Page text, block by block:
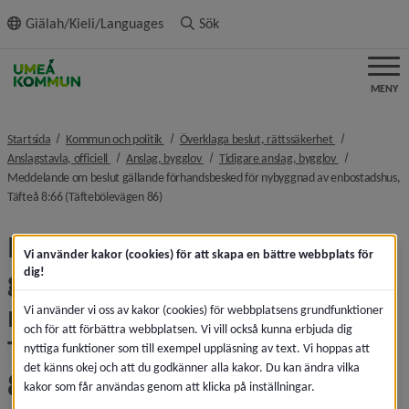
innehållet
Giälah/Kieli/Languages Sök
MENY
Startsida Kommun och politik nivå i brödsmulenavigeringen
Överklaga beslut, rättssäkerhet nivå i
Anslagstavla, officiell
nivå i brödsmulenavigeringen
Anslag, bygglov nivå i brödsmulenavigeringen
Tidigare anslag, bygglov nivå i
Meddelande om beslut gällande förhandsbesked för nybyggnad av enbostadshus,
Täfteå 8:66 (Täftebölevägen 86)nivå i brödsmulenavigeringen
Meddelande om beslut
gällande förhandsbesked för
nybyggnad av enbostadshus,
Täfteå 8:66 (Täftebölevägen
86)
Vi använder kakor (cookies) för att skapa en bättre webbplats för
dig!
Vi använder vi oss av kakor (cookies) för webbplatsens grundfunktioner
och för att förbättra webbplatsen. Vi vill också kunna erbjuda dig
nyttiga funktioner som till exempel uppläsning av text. Vi hoppas att
det känns okej och att du godkänner alla kakor. Du kan ändra vilka
kakor som får användas genom att klicka på inställningar.